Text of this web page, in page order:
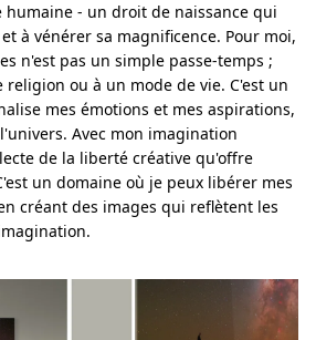
humaine - un droit de naissance qui
à vénérer sa magnificence. Pour moi,
n'est pas un simple passe-temps ;
ou à un mode de vie. C'est un
mes émotions et mes aspirations,
Avec mon imagination
de la liberté créative qu'offre
un domaine où je peux libérer mes
créant des images qui reflètent les